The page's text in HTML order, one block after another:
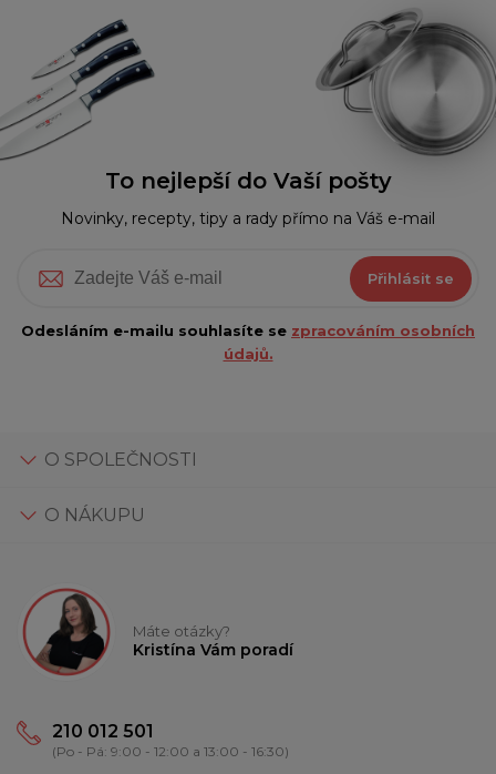
To nejlepší do Vaší pošty
Novinky, recepty, tipy a rady přímo na Váš e-mail
Přihlásit se
Odesláním e-mailu souhlasíte se zpracováním osobních
údajů.
O SPOLEČNOSTI
O NÁKUPU
Máte otázky?
Kristína Vám poradí
210 012 501
(Po - Pá: 9:00 - 12:00 a 13:00 - 16:30)